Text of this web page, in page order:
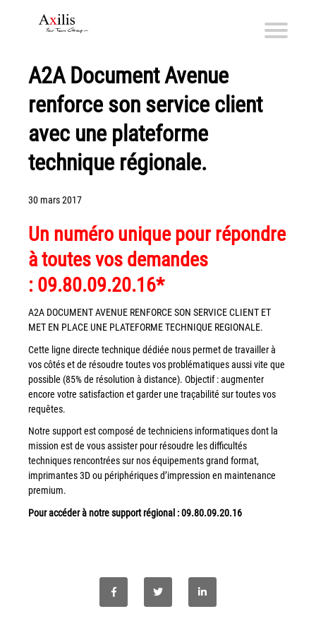
Axilis et ses engagements
Qui sommes-nous
Solutions dématérialisation
Automatisation de factures fournisseurs
Numérisation des Notes de Frais
Sécurité et sauvegarde des données
Partage de fichiers et collaboration en mode sécurisé
Xerox® DocuShare®
Workflow Central
Simplifiez la gestion RH de votre entreprise avec un logiciel
tout-en-un
Gammes d’équipements et services d’impression
Matériel
Imprimantes de bureau
Presses numériques et imprimantes de production
Gamme d’imprimantes Xerox® AltaLink® C8200 à
A2A Document Avenue
renforce son service client
avec une plateforme
technique régionale.
30 mars 2017
Un numéro unique pour répondre
à toutes vos demandes
: 09.80.09.20.16*
A2A DOCUMENT AVENUE RENFORCE SON SERVICE CLIENT ET
MET EN PLACE UNE PLATEFORME TECHNIQUE REGIONALE.
Cette ligne directe technique dédiée nous permet de travailler à
vos côtés et de résoudre toutes vos problématiques aussi vite que
possible (85% de résolution à distance). Objectif : augmenter
encore votre satisfaction et garder une traçabilité sur toutes vos
requêtes.
Notre support est composé de techniciens informatiques dont la
mission est de vous assister pour résoudre les difficultés
techniques rencontrées sur nos équipements grand format,
imprimantes 3D ou périphériques d’impression en maintenance
premium.
Pour accéder à notre support régional : 09.80.09.20.16